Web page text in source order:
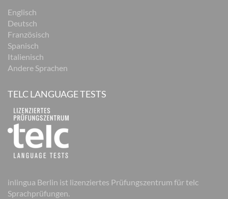
Englisch
Deutsch
Französisch
Spanisch
Italienisch
Andere Sprachen
TELC LANGUAGE TESTS
inlingua Berlin ist lizenziertes Prüfungszentrum für telc
Sprachprüfungen.